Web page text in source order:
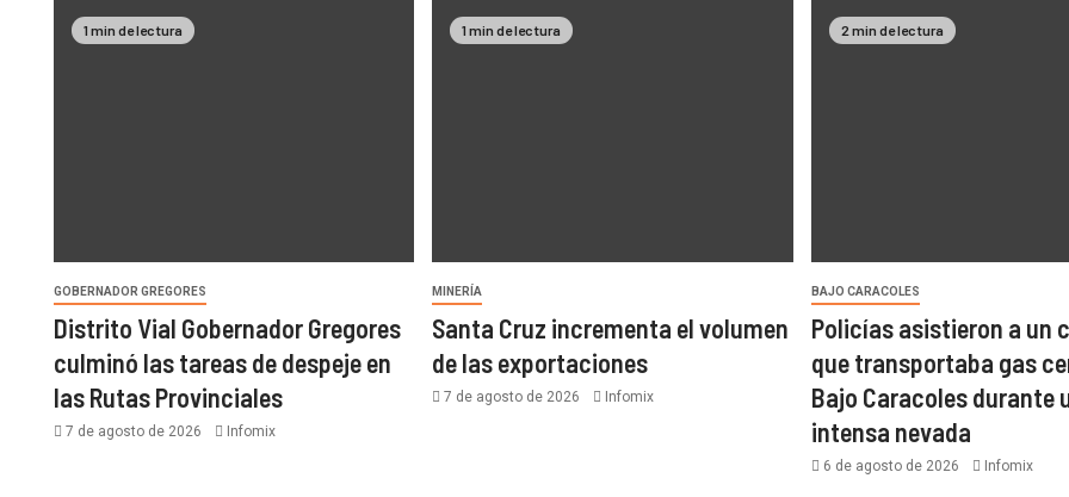
1 min de lectura
GOBERNADOR GREGORES
Distrito Vial Gobernador Gregores
culminó las tareas de despeje en
las Rutas Provinciales
7 de agosto de 2026 Infomix
1 min de lectura
MINERÍA
Santa Cruz incrementa el volumen
de las exportaciones
7 de agosto de 2026 Infomix
2 min de lectura
BAJO CARACOLES
Policías asistieron a un
que transportaba gas
Bajo Caracoles durante
intensa nevada
6 de agosto de 2026 Infomix